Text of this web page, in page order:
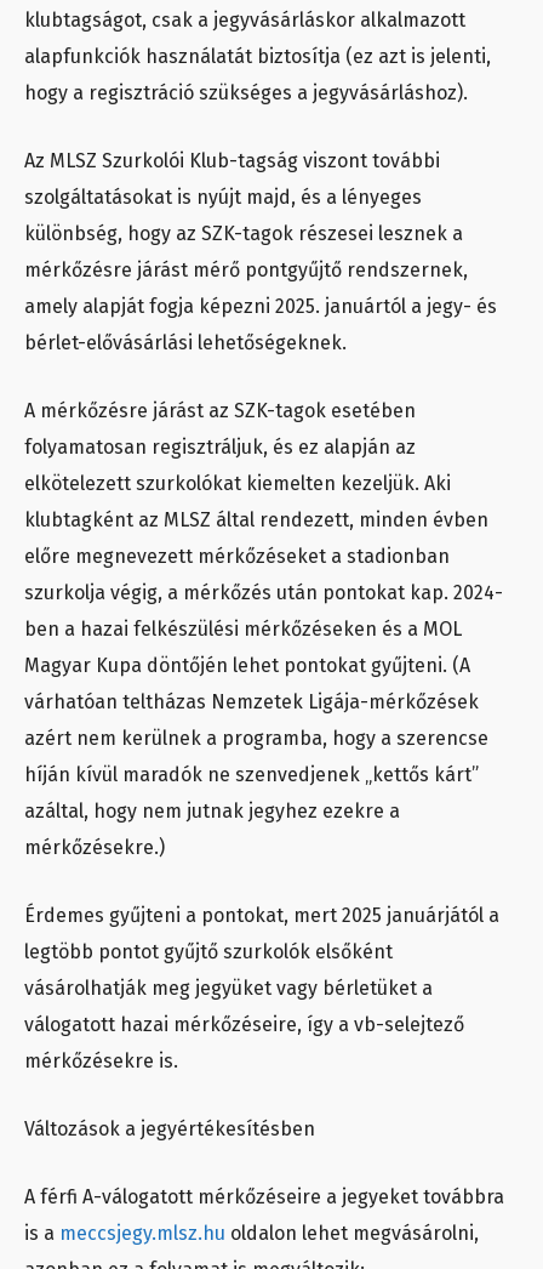
klubtagságot, csak a jegyvásárláskor alkalmazott
alapfunkciók használatát biztosítja (ez azt is jelenti,
hogy a regisztráció szükséges a jegyvásárláshoz).
Az MLSZ Szurkolói Klub-tagság viszont további
szolgáltatásokat is nyújt majd, és a lényeges
különbség, hogy az SZK-tagok részesei lesznek a
mérkőzésre járást mérő pontgyűjtő rendszernek,
amely alapját fogja képezni 2025. januártól a jegy- és
bérlet-elővásárlási lehetőségeknek.
A mérkőzésre járást az SZK-tagok esetében
folyamatosan regisztráljuk, és ez alapján az
elkötelezett szurkolókat kiemelten kezeljük. Aki
klubtagként az MLSZ által rendezett, minden évben
előre megnevezett mérkőzéseket a stadionban
szurkolja végig, a mérkőzés után pontokat kap. 2024-
ben a hazai felkészülési mérkőzéseken és a MOL
Magyar Kupa döntőjén lehet pontokat gyűjteni. (A
várhatóan teltházas Nemzetek Ligája-mérkőzések
azért nem kerülnek a programba, hogy a szerencse
híján kívül maradók ne szenvedjenek „kettős kárt”
azáltal, hogy nem jutnak jegyhez ezekre a
mérkőzésekre.)
Érdemes gyűjteni a pontokat, mert 2025 januárjától a
legtöbb pontot gyűjtő szurkolók elsőként
vásárolhatják meg jegyüket vagy bérletüket a
válogatott hazai mérkőzéseire, így a vb-selejtező
mérkőzésekre is.
Változások a jegyértékesítésben
A férfi A-válogatott mérkőzéseire a jegyeket továbbra
is a meccsjegy.mlsz.hu oldalon lehet megvásárolni,